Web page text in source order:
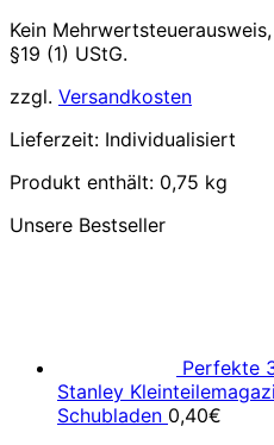
war:
53,20€
ist:
Kein
§19 (1) UStG.
zzgl. Versandkosten
Lieferzeit: Individualisiert
Produkt enthält: 0,75 kg
Unsere Bestseller
Perfekte
Stanley
Schubladen 0,40€